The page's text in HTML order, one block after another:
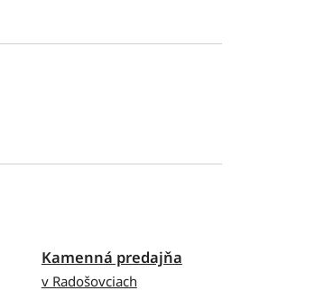
Kamenná predajňa
v Radošovciach